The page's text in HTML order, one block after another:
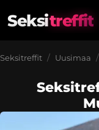
Seksitreffit
Seksitreffit Uusimaa